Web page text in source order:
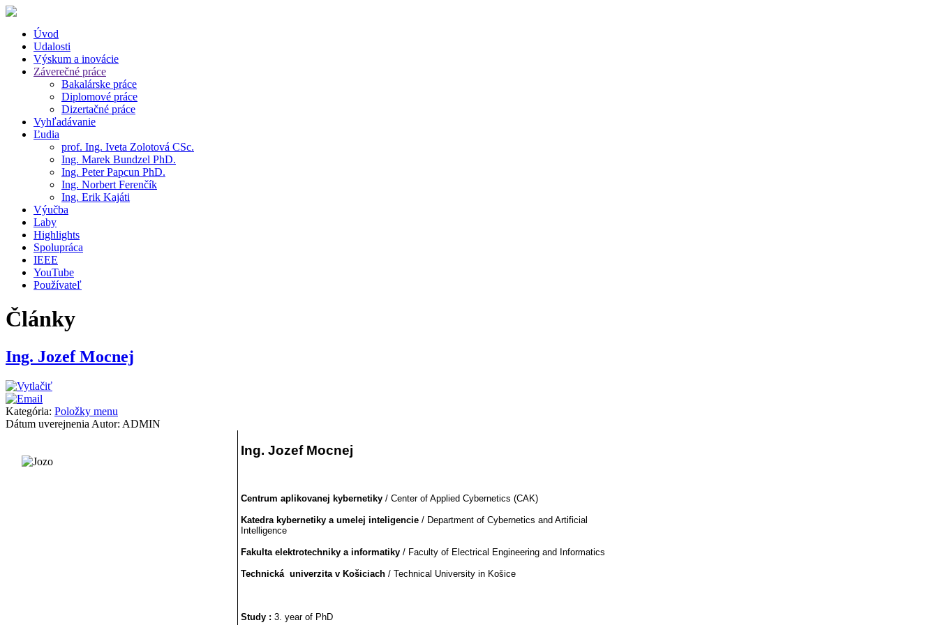
Úvod
Udalosti
Výskum a inovácie
Záverečné práce
Bakalárske práce
Diplomové práce
Dizertačné práce
Vyhľadávanie
Ľudia
prof. Ing. Iveta Zolotová CSc.
Ing. Marek Bundzel PhD.
Ing. Peter Papcun PhD.
Ing. Norbert Ferenčík
Ing. Erik Kajáti
Výučba
Laby
Highlights
Spolupráca
IEEE
YouTube
Používateľ
Články
Ing. Jozef Mocnej
Kategória: Položky menu
Dátum uverejnenia Autor: ADMIN
Ing. Jozef Mocnej
Centrum aplikovanej kybernetiky/ Center of Applied Cybernetics (CAK)
Katedra kybernetiky a umelej inteligencie/ Department of Cybernetics and Artificial
Intelligence
Fakulta elektrotechniky a informatiky/ Faculty of Electrical Engineering and Informatics
Technická univerzita v Košiciach/ Technical University in Košice
Study : 3. year of PhD